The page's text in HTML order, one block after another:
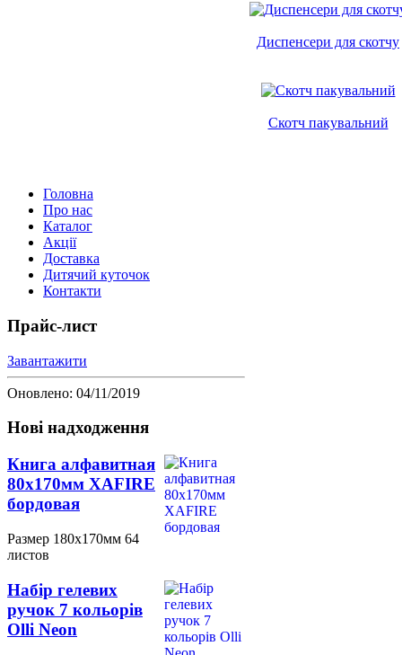
Диспенсери для скотчу
Скотч пакувальний
Головна
Про нас
Каталог
Акції
Доставка
Дитячий куточок
Контакти
Прайс-лист
Завантажити
Оновлено: 04/11/2019
Нові надходження
Книга алфавитная
80х170мм XAFIRE
бордовая
Размер 180х170мм 64
листов
Набір гелевих
ручок 7 кольорів
Olli Neon